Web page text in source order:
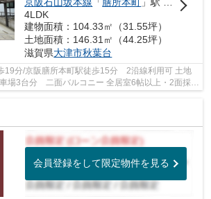
4LDK
建物面積：104.33㎡（31.55坪）
土地面積：146.31㎡（44.25坪）
滋賀県大津市秋葉台
19分/京阪膳所本町駅徒歩15分 2沿線利用可 土地
場3台分 二面バルコニー 全居室6帖以上・2面採光
です 【令和8年7月内装リ...
会員登録をして限定物件を見る